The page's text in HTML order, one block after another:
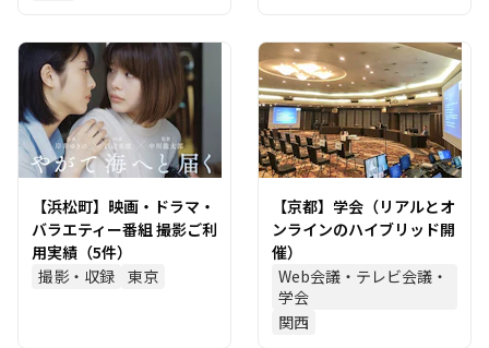
【浜松町】映画・ドラマ・
バラエティー番組 撮影ご利
用実績（5件）
撮影・収録 東京
【京都】学会（リアルとオ
ンラインのハイブリッド開
催）
Web会議・テレビ会議・
学会
関西